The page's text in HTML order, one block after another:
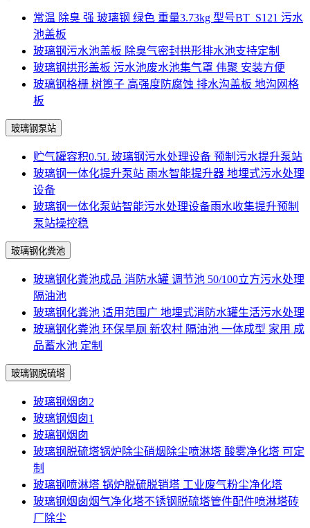
常温 除臭 强 玻璃钢 绿色 重量3.73kg 型号BT_S121 污水
池盖板
玻璃钢污水池盖板 除臭气密封拱形排水池支持定制
玻璃钢拱形盖板 污水池废水池集气罩 伟聚 安装方便
玻璃钢格栅 树篦子 高强度防腐蚀 排水沟盖板 地沟网格
板
玻璃钢泵站
贮气罐容积0.5L 玻璃钢污水处理设备 预制污水提升泵站
玻璃钢一体化提升泵站 雨水智能提升器 地埋式污水处理
设备
玻璃钢一体化泵站智能污水处理设备雨水收集提升预制
泵站操控稳
玻璃钢化粪池
玻璃钢化粪池成品 消防水罐 调节池 50/100立方污水处理
隔油池
玻璃钢化粪池 适用范围广 地埋式消防水罐生活污水处理
玻璃钢化粪池 环保旱厕 新农村 隔油池 一体成型 家用 成
品蓄水池 定制
玻璃钢脱硫塔
玻璃钢烟囱2
玻璃钢烟囱1
玻璃钢烟囱
玻璃钢脱硫塔锅炉除尘硝烟除尘喷淋塔 酸雾净化塔 可定
制
玻璃钢喷淋塔 锅炉脱硫脱销塔 工业废气粉尘净化塔
玻璃钢烟囱烟气净化塔不锈钢脱硫塔管件配件喷淋塔砖
厂除尘